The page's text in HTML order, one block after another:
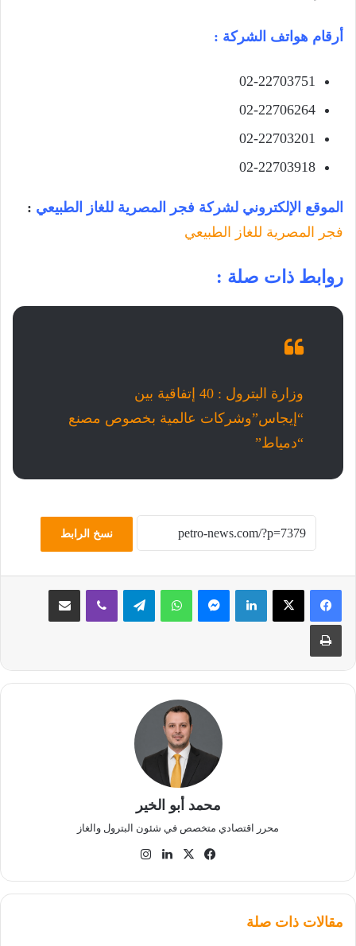
أرقام هواتف الشركة :
02-22703751
02-22706264
02-22703201
02-22703918
الموقع الإلكتروني لشركة فجر المصرية للغاز الطبيعي :
فجر المصرية للغاز الطبيعي
روابط ذات صلة :
وزارة البترول : 40 إتفاقية بين
“إيجاس”وشركات عالمية بخصوص مصنع
“دمياط”
نسخ الرابط
لينكدإن ماسنجر واتساب تيلقرام ڤايبر مشاركة عبر البريد
طباعة
محمد أبو الخير
محرر اقتصادي متخصص في شئون البترول والغاز
فيسبوك
‫X لينكدإن
مقالات ذات صلة